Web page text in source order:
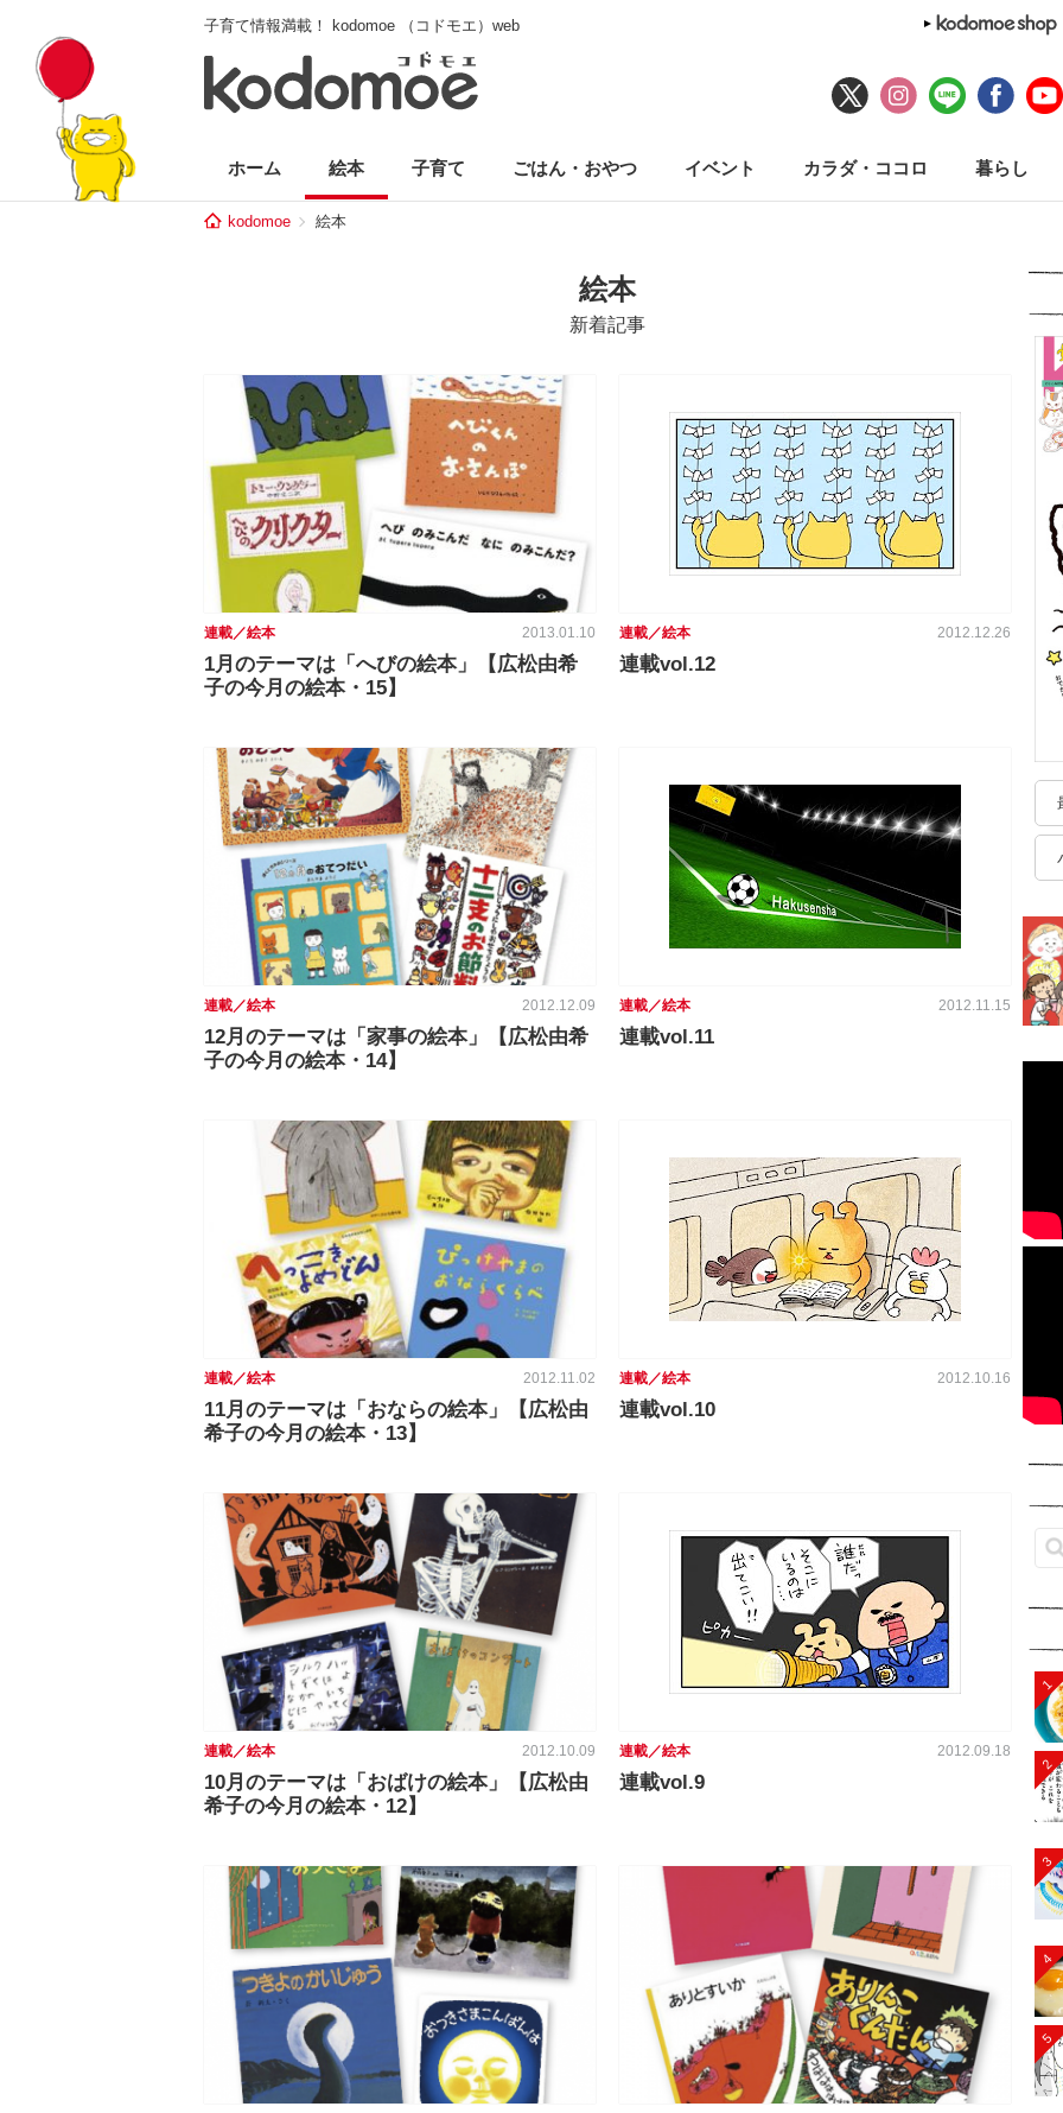
子育て情報満載！ kodomoe （コドモエ）web
ホーム 絵本 子育て ごはん・おやつ イベント カラダ・ココロ 暮らし
kodomoe 絵本
絵本
新着記事
連載／絵本 2013.01.10
1月のテーマは「へびの絵本」【広松由希
子の今月の絵本・15】
連載／絵本 2012.12.26
連載vol.12
連載／絵本 2012.12.09
12月のテーマは「家事の絵本」【広松由希
子の今月の絵本・14】
連載／絵本 2012.11.15
連載vol.11
連載／絵本 2012.11.02
11月のテーマは「おならの絵本」【広松由
希子の今月の絵本・13】
連載／絵本 2012.10.16
連載vol.10
連載／絵本 2012.10.09
10月のテーマは「おばけの絵本」【広松由
希子の今月の絵本・12】
連載／絵本 2012.09.18
連載vol.9
1
2
3
4
5